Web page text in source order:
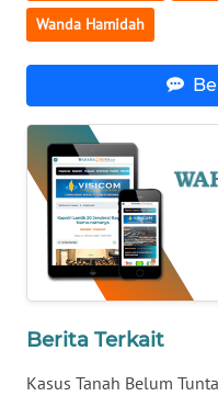
Wanda Hamidah
Berita Terkait
Kasus Tanah Belum
WN
SUMBAR
WN
BENGKULU
WN
LAMPUNG
WN